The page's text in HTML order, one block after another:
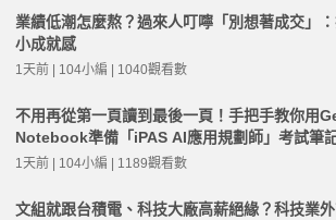
業績低潮怎麼熬？過來人叮嚀「別想著成交」
小成就感
1天前 | 104小編 | 1040觀看數
不用再從第一頁讀到最後一頁！手把手教你用
Notebook準備「iPAS AI應用規劃師」考試筆
1天前 | 104小編 | 1189觀看數
文組就跟台積電、科技大廠高薪絕緣？科技業